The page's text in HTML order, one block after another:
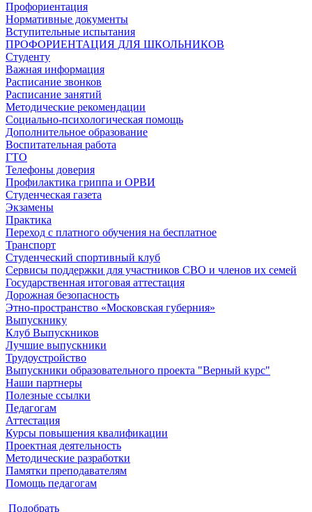
Профориентация
Нормативные документы
Вступительные испытания
ПРОФОРИЕНТАЦИЯ ДЛЯ ШКОЛЬНИКОВ
Студенту
Важная информация
Расписание звонков
Расписание занятий
Методические рекомендации
Социально-психологическая помощь
Дополнительное образование
Воспитательная работа
ГТО
Телефоны доверия
Профилактика гриппа и ОРВИ
Cтуденческая газета
Экзамены
Практика
Переход с платного обучения на бесплатное
Транспорт
Студенческий спортивный клуб
Сервисы поддержки для участников СВО и членов их семей
Государственная итоговая аттестация
Дорожная безопасность
Этно-пространство «Московская губерния»
Выпускнику
Клуб Выпускников
Лучшие выпускники
Трудоустройство
Выпускники образовательного проекта "Верный курс"
Наши партнеры
Полезные ссылки
Педагогам
Аттестация
Курсы повышения квалификации
Проектная деятельность
Методические разработки
Памятки преподавателям
Помощь педагогам
Подобрать